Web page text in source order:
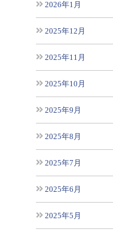
2026年1月
2025年12月
2025年11月
2025年10月
2025年9月
2025年8月
2025年7月
2025年6月
2025年5月